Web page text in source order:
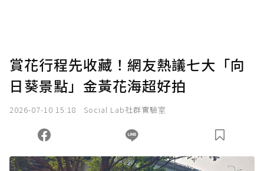
賞花行程先收藏！網友熱議七大「向
日葵景點」金黃花海超好拍
2026-07-10 15:18 Social Lab社群實驗室